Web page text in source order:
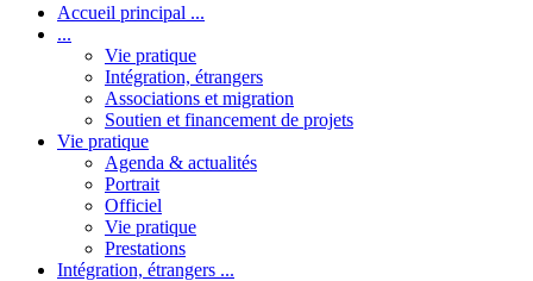
Accueil principal ...
...
Vie pratique
Intégration, étrangers
Associations et migration
Soutien et financement de projets
Vie pratique
Agenda & actualités
Portrait
Officiel
Vie pratique
Prestations
Intégration, étrangers ...